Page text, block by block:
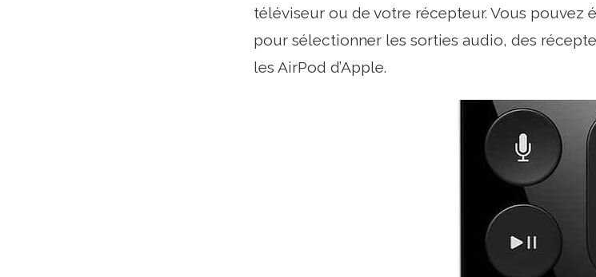
téléviseur ou de votre récepteur. Vous pouvez
pour sélectionner les sorties audio, des
les AirPod d’Apple.